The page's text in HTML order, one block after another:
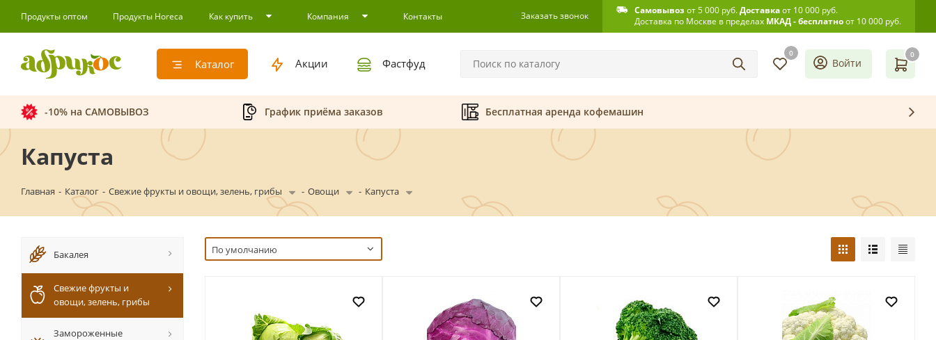
Продукты оптом Продукты Horeca Как купить Компания Контакты Заказать звонок Самовывозот 5 000 руб.Доставкаот 10 000 руб.
Доставка по Москве в пределах МКАД - бесплатноот 10 000 руб.
Каталог Акции Фастфуд
0 0
Войти
-10% на САМОВЫВОЗ График приёма заказов Бесплатная аренда кофемашин
Капуста
Главная - Каталог - Свежие фрукты и овощи, зелень, грибы - Овощи - Капуста
По умолчанию
Бакалея
Свежие фрукты и
овощи, зелень, грибы
Замороженные